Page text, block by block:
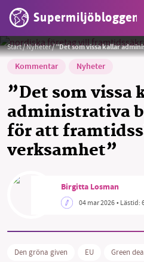
Supermiljöbloggen
HEM
MILJÖFAKTA
OM OSS
Start/Nyheter/”Det som vissa kallar
Kommentar Nyheter
”Det som vissa
administrativa
för att
verksamhet”
Birgitta Losman
04 mar 2026• Lästid:
Den gröna given EU Green